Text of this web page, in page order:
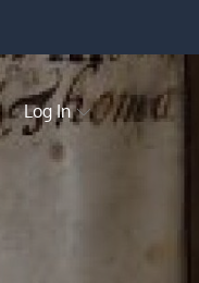
Log In